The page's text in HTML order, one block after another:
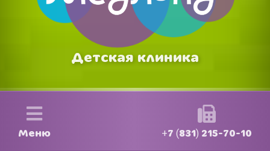
Детская клиника
Меню +7 (831) 215-70-10